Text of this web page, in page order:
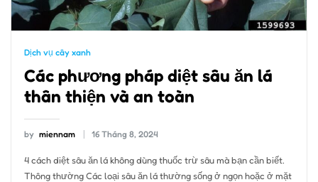
Dịch vụ cây xanh
Các phương pháp diệt sâu ăn lá
thân thiện và an toàn
by miennam 16 Tháng 8, 2024
4 cách diệt sâu ăn lá không dùng thuốc trừ sâu mà bạn cần biết.
Thông thường Các loại sâu ăn lá thường sống ở ngọn hoặc ở mặt